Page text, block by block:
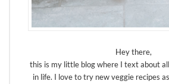
Hey there,
this is my little blog where I text about
in life. I love to try new veggie recipes